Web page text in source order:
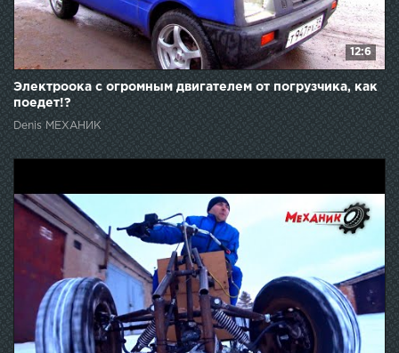
12:6
Электроока с огромным двигателем от погрузчика, как
поедет!?
Denis МЕХАНИК